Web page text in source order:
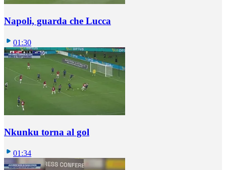
Napoli, guarda che Lucca
01:30
Nkunku torna al gol
01:34